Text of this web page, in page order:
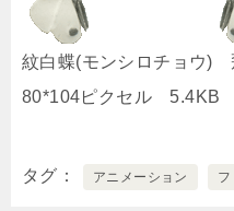
紋白蝶(モンシロチョウ)
80*104ピクセル 5.4KB
タグ アニメーション